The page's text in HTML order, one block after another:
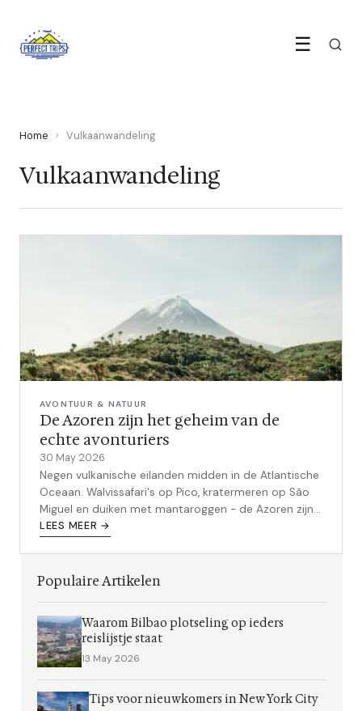
☰
Home › Vulkaanwandeling
Vulkaanwandeling
AVONTUUR & NATUUR
De Azoren zijn het geheim van de
echte avonturiers
30 May 2026
Negen vulkanische eilanden midden in de Atlantische
Oceaan. Walvissafari's op Pico, kratermeren op São
Miguel en duiken met mantaroggen - de Azoren zijn
het best bewaarde avontuurgeheim van Europa.
LEES MEER →
Populaire Artikelen
Waarom Bilbao plotseling op ieders
reislijstje staat
13 May 2026
Tips voor nieuwkomers in New York City